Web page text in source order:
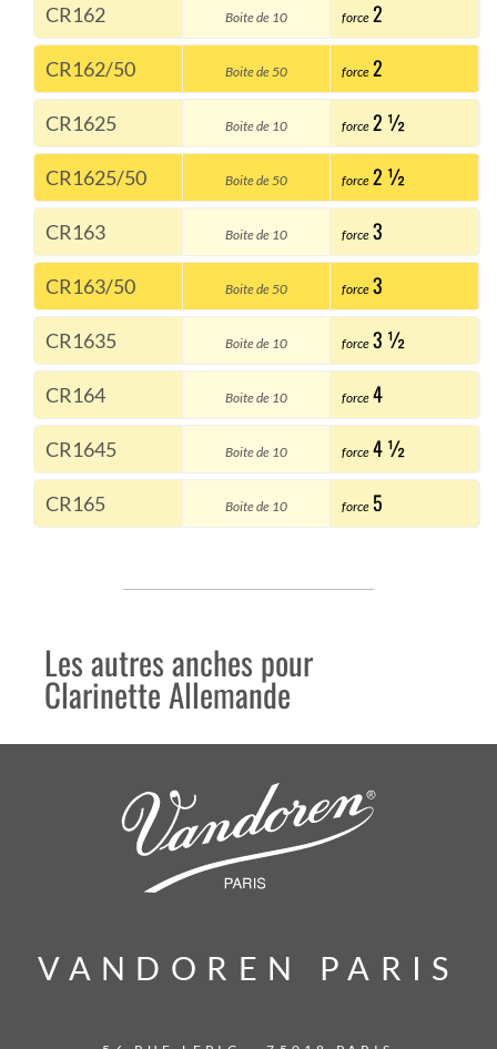
CR162 Boite de 10 force 2
CR162/50 Boite de 50 force 2
CR1625 Boite de 10 force 2 ½
CR1625/50 Boite de 50 force 2 ½
CR163 Boite de 10 force 3
CR163/50 Boite de 50 force 3
CR1635 Boite de 10 force 3 ½
CR164 Boite de 10 force 4
CR1645 Boite de 10 force 4 ½
CR165 Boite de 10 force 5
Les autres anches pour
Clarinette Allemande
VANDOREN PARIS
VANDOREN PARIS